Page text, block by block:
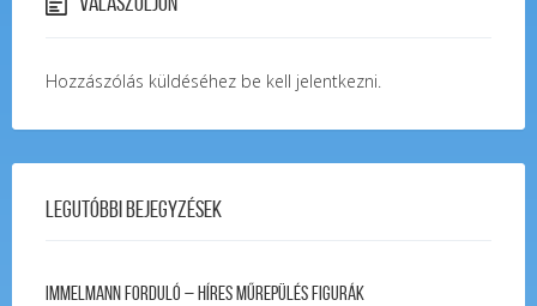
Hozzászólás küldéséhez be kell jelentkezni.
Legutóbbi bejegyzések
Immelmann forduló – Híres Műrepülés Figurák